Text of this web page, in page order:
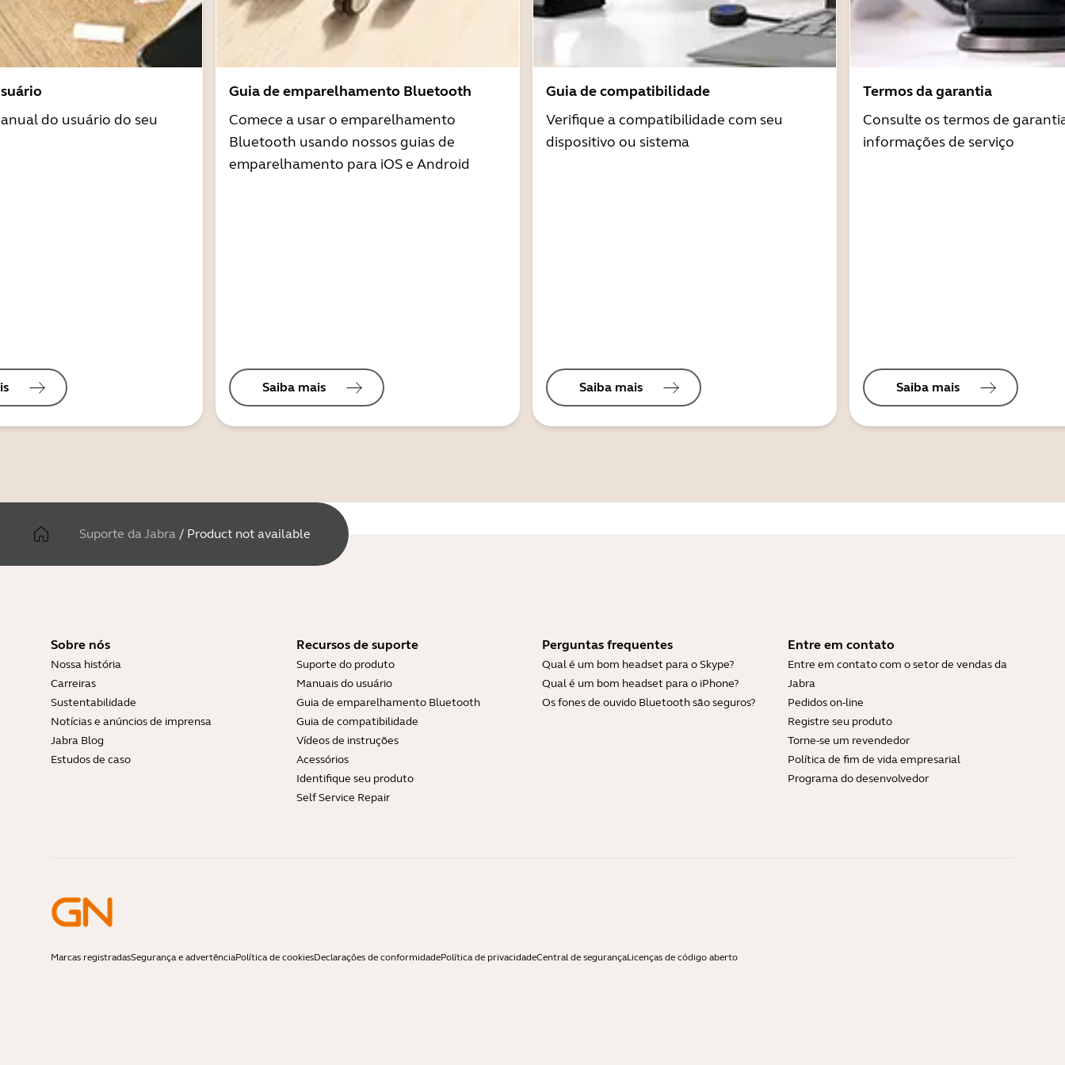
do usuário do seu
Guia de emparelhamento Bluetooth
Comece a usar o emparelhamento
Bluetooth usando nossos guias de
emparelhamento para iOS e Android
Saiba mais
Guia de compatibilidade
Verifique a compatibilidade com seu
dispositivo ou sistema
Saiba mais
Termos da garantia
Consulte os termos de
informações de serviço
Saiba mais
Suporte da Jabra / Product not available
Sobre nós
Nossa história
Carreiras
Sustentabilidade
Notícias e anúncios de imprensa
Jabra Blog
Estudos de caso
Recursos de suporte
Suporte do produto
Manuais do usuário
Guia de emparelhamento Bluetooth
Guia de compatibilidade
Vídeos de instruções
Acessórios
Identifique seu produto
Self Service Repair
Perguntas frequentes
Qual é um bom headset para o Skype?
Qual é um bom headset para o iPhone?
Os fones de ouvido Bluetooth são seguros?
Entre em contato
Entre em contato com o setor de vendas da
Jabra
Pedidos on-line
Registre seu produto
Torne-se um revendedor
Política de fim de vida empresarial
Programa do desenvolvedor
Marcas registradasSegurança e advertênciaPolítica de cookiesDeclarações de conformidadePolítica de privacidadeCentral de segurançaLicenças de código aberto